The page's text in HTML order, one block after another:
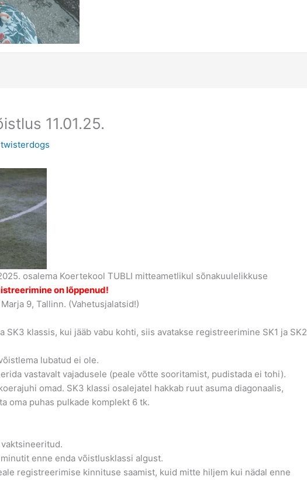
11.01.25.
twisterdogs
osalema Koertekool TUBLI mitteametlikul sõnakuulelikkuse
on lõppenud!
9, Tallinn. (Vahetusjalatsid!)
SK3 klassis, kui jääb vabu kohti, siis avatakse registreerimine SK1 ja SK2
lubatud ei ole.
vastavalt vajadusele (peale võtte sooritamist, pudistada ei tohi).
omad. SK3 klassi osalejatel hakkab ruut asuma diagonaalis,
oma puhas pulkade komplekt 6 tk.
enne enda võistlusklassi algust.
registreerimise kinnituse saamist, kuid mitte hiljem kui nädal enne